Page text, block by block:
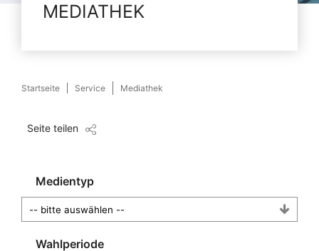
MEDIATHEK
Startseite Service Mediathek
Seite teilen
Medientyp
Wahlperiode